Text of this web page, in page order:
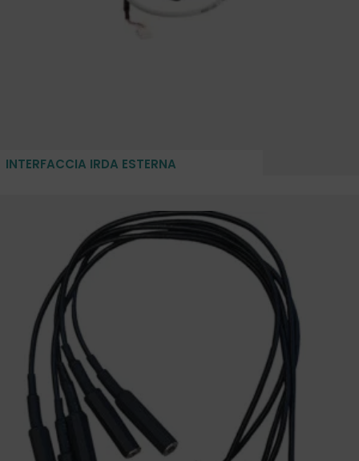
INTERFACCIA IRDA ESTERNA